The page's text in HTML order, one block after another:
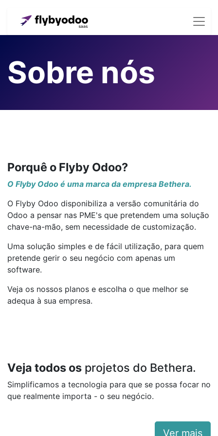
Sobre nós
Porquê o Flyby Odoo?
O Flyby Odoo é uma marca da empresa Bethera.
O Flyby Odoo disponibiliza a versão comunitária do
Odoo a pensar nas PME's que pretendem uma solução
chave-na-mão, sem necessidade de customização.
Uma solução simples e de fácil utilização, para quem
pretende gerir o seu negócio com apenas um
software.
Veja os nossos planos e escolha o que melhor se
adequa à sua empresa.
Veja todos os projetos do Bethera.
Simplificamos a tecnologia para que se possa focar no
que realmente importa - o seu negócio.
Ver mais